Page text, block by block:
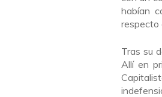
habían
respecto
Tras su
Allí en